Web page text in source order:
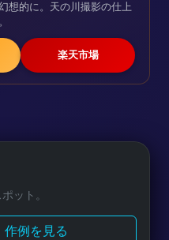
想的に。天の川撮影の仕上
楽天市場
ット。
作例を見る